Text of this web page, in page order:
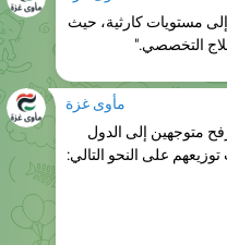
عبر معبر رفح متوجهين إلى الدول
على النحو التالي: